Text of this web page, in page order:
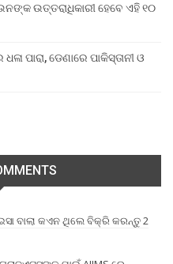
ଉତ୍ତରାଧିକାରୀ ହେବେ ଏହି ୧୦
ପାରା, ଡେଣାରେ ପାକିସ୍ତାନୀ ଓ
ବାଲା କଏନ ଥିଲେ ବିକ୍ରି କରନ୍ତୁ 2